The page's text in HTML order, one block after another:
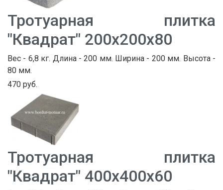
Тротуарная плитка
"Квадрат" 200х200х80
Вес - 6,8 кг. Длина - 200 мм. Ширина - 200 мм. Высота -
80 мм.
470 руб.
Тротуарная плитка
"Квадрат" 400х400х60